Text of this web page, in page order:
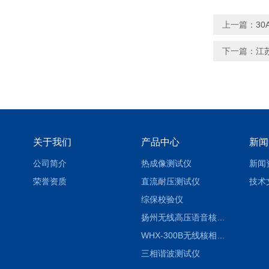
上一篇：
下一篇： 江
关于我们
公司简介
荣誉资质
产品中心
热成像测试仪
直流耐压测试仪
综保校验仪
扬州无线高压语音核相仪
三相谐波测试仪
新
新闻
技术